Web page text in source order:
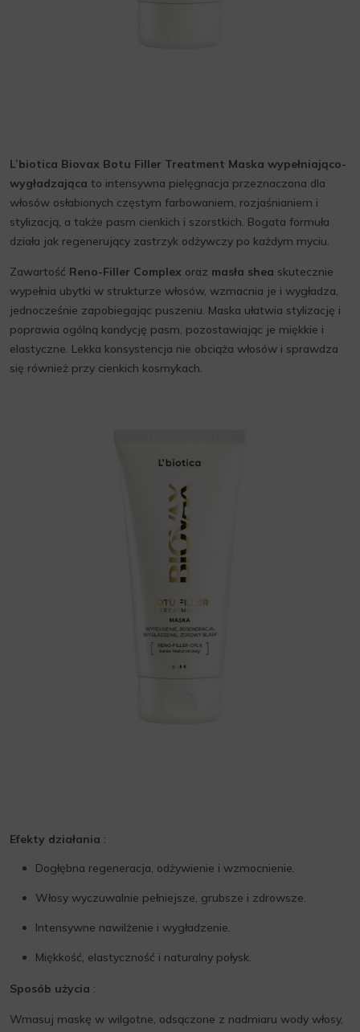
L’biotica Biovax Botu Filler Treatment Maska wypełniająco-
wygładzająca to intensywna pielęgnacja przeznaczona dla
włosów osłabionych częstym farbowaniem, rozjaśnianiem i
stylizacją, a także pasm cienkich i szorstkich. Bogata formuła
działa jak regenerujący zastrzyk odżywczy po każdym myciu.
Zawartość Reno-Filler Complex oraz masła shea skutecznie
wypełnia ubytki w strukturze włosów, wzmacnia je i wygładza,
jednocześnie zapobiegając puszeniu. Maska ułatwia stylizację i
poprawia ogólną kondycję pasm, pozostawiając je miękkie i
elastyczne. Lekka konsystencja nie obciąża włosów i sprawdza
się również przy cienkich kosmykach.
Efekty działania :
Dogłębna regeneracja, odżywienie i wzmocnienie.
Włosy wyczuwalnie pełniejsze, grubsze i zdrowsze.
Intensywne nawilżenie i wygładzenie.
Miękkość, elastyczność i naturalny połysk.
Sposób użycia :
Wmasuj maskę w wilgotne, odsączone z nadmiaru wody włosy,